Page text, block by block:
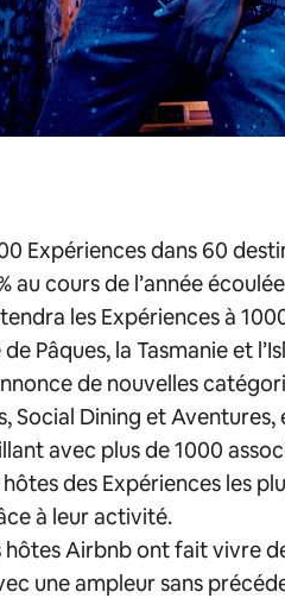
Expériences dans 60
au cours de l’année
les Expériences à
Pâques, la Tasmanie et
de nouvelles
Social Dining et
avec plus de 1000
des Expériences les
à leur activité.
hôtes Airbnb ont fait vivre
une ampleur sans